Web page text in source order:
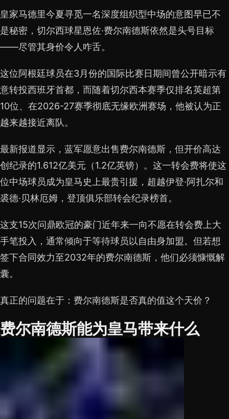
皇家马德里今夏寻觅一名深度组织型中场的意图早已不
是秘密，切尔西球星恩佐·费尔南德斯依然是头号目标
——尽管其身价令人咋舌。
这位阿根廷球员在3月份的国际比赛日期间曾公开暗示有
意转投西班牙首都，而随着切尔西本赛季仅排名英超第
10位、在2026-27赛季彻底无缘欧洲赛场，他被认为正
越来越接近离队。
最新报道显示，蓝军愿意出售费尔南德斯，但开价高达
创纪录的1.612亿美元（1.2亿英镑）。这一转会费将使这
位中场球员成为皇马史上最贵引援，超越伊登·阿扎尔和
裘德·贝林厄姆，登顶俱乐部转会纪录榜首。
这支15次问鼎欧冠的豪门近年来一向不愿在转会费上大
手笔投入，通常倾向于等待球员以自由身加盟。但若想
签下合同效力至2032年的费尔南德斯，他们必须慷慨解
囊。
真正的问题在于：费尔南德斯是否真的值这个天价？
费尔南德斯能为皇马带来什么